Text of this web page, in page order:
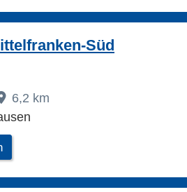
Süd
6,2 km